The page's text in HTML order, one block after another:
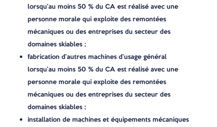
lorsqu’au moins 50 % du CA est réalisé avec une
personne morale qui exploite des remontées
mécaniques ou des entreprises du secteur des
domaines skiables ;
fabrication d’autres machines d’usage général
lorsqu’au moins 50 % du CA est réalisé avec une
personne morale qui exploite des remontées
mécaniques ou des entreprises du secteur des
domaines skiables ;
installation de machines et équipements mécaniques